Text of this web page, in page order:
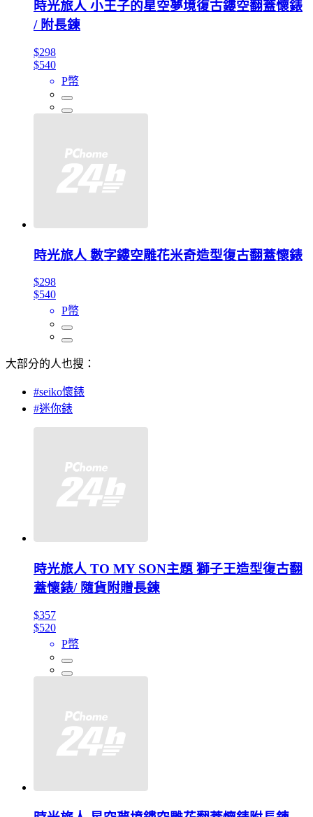
時光旅人 小王子的星空夢境復古鏤空翻蓋懷錶
/ 附長鍊
$298
$540
P幣
時光旅人 數字鏤空雕花米奇造型復古翻蓋懷錶
$298
$540
P幣
大部分的人也搜：
#seiko懷錶
#迷你錶
時光旅人 TO MY SON主題 獅子王造型復古翻
蓋懷錶/ 隨貨附贈長鍊
$357
$520
P幣